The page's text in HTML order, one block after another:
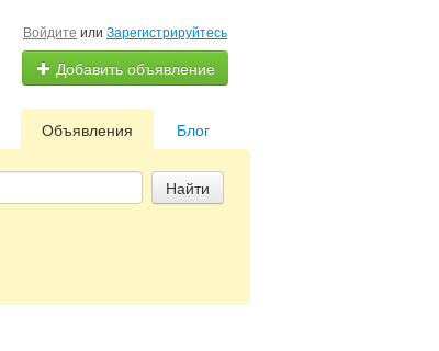
Войдите или Зарегистрируйтесь
Добавить объявление
Блог
Объявления
Найти